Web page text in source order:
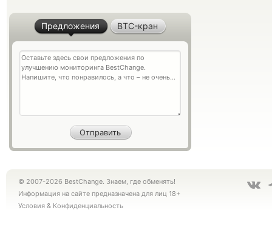
Предложения BTC-кран
© 2007-2026 BestChange. Знаем, где обменять!
Информация на сайте предназначена для лиц 18+
Условия & Конфиденциальность